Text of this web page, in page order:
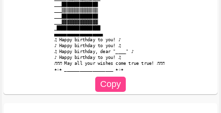
___▒▒▒▒▒▒▒▒▒▒▒▒▒▒
___▓▓▓▓▓▓▓▓▓▓▓▓▓▓
▄▄▄▄▄▄▄▄▄▄▄▄▄▄▄▄▄▄▄
♫ Happy birthday to you! ♪
♪ Happy birthday to you! ♫
♫ Happy birthday, dear "____" ♪
♪ Happy birthday to you! ♫
♬♬♬ May all your wishes come true true! ♬♬♬